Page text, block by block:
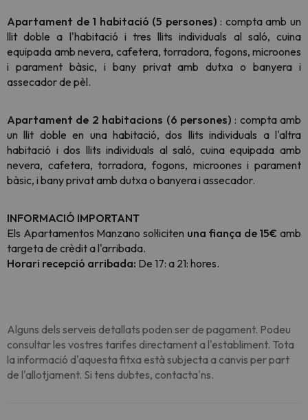
Apartament de 1 habitació (5 persones) : compta amb un
llit doble a l'habitació i tres llits individuals al saló, cuina
equipada amb nevera, cafetera, torradora, fogons, microones
i parament bàsic, i bany privat amb dutxa o banyera i
assecador de pèl.
Apartament de 2 habitacions (6 persones) : compta amb
un llit doble en una habitació, dos llits individuals a l'altra
habitació i dos llits individuals al saló, cuina equipada amb
nevera, cafetera, torradora, fogons, microones i parament
bàsic, i bany privat amb dutxa o banyera i assecador.
​INFORMACIÓ IMPORTANT
Els Apartamentos Manzano sol·liciten una fiança de 15€ amb
targeta de crèdit a l'arribada.
Horari recepció arribada: De 17: a 21: hores.
Alguns dels serveis detallats poden ser de pagament. Podeu
consultar les vostres tarifes directament a l'establiment. Tota
la informació d'aquesta fitxa està subjecta a canvis per part
de l'allotjament. Si tens dubtes, contacta'ns.